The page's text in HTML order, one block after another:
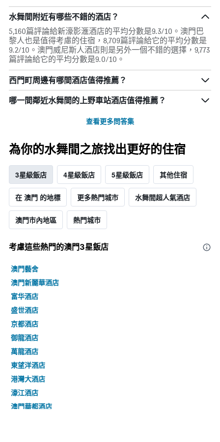
水舞間附近有哪些不錯的酒店？
5,160篇評論給新濠影滙酒店的平均分數是9.3/10。澳門巴
黎人也是值得考慮的住宿，8,709篇評論給它的平均分數是
9.2/10。澳門威尼斯人酒店則是另外一個不錯的選擇，9,773
篇評論給它的平均分數是9.0/10。
西門町周邊有哪間酒店值得推薦？
哪一間鄰近水舞間的上野車站酒店值得推薦？
查看更多問答集
為你的水舞間之旅找出更好的住宿
3星級飯店 4星級飯店 5星級飯店 其他住宿
在 澳門 的地標 更多熱門城市 水舞間超人氣酒店
澳門市內地區 熱門城市
考慮這些熱門的澳門3星​飯店
澳門藝舍
澳門新麗華酒店
富华酒店
盛世酒店
京都酒店
御龍酒店
萬龍酒店
東望洋酒店
港灣大酒店
濠江酒店
澳門華都酒店